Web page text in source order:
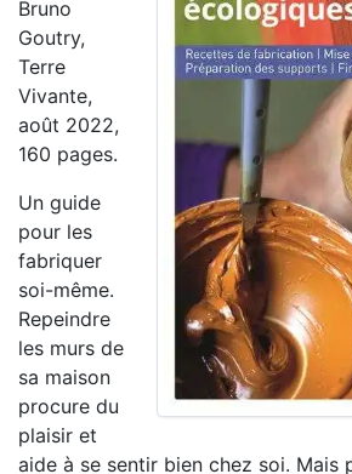
Bruno
Goutry,
Terre
Vivante,
août 2022,
160 pages.
Un guide
pour les
fabriquer
soi-même.
Repeindre
les murs de
sa maison
procure du
plaisir et
aide à se sentir bien chez soi. Mais